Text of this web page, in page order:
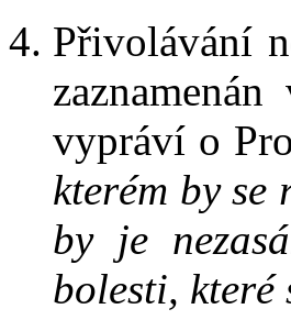
Přivolávání
vypráví o
kterém by
by je
bolesti, které